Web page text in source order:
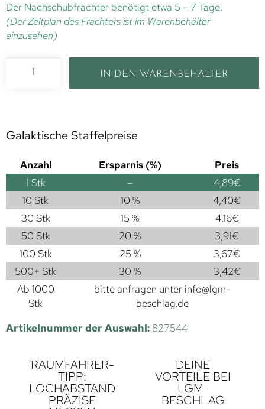
Der Nachschubfrachter benötigt etwa 5 – 7 Tage.
(Der Zeitplan des Frachters ist im Warenbehälter
einzusehen)
IN DEN WARENBEHÄLTER
Galaktische Staffelpreise
Anzahl Ersparnis (%)
Preis
1 Stk — 4,89€
10 Stk
10 % 4,40€
30 Stk
15 % 4,16€
50 Stk
20 % 3,91€
100 Stk
25 % 3,67€
500+ Stk
30 % 3,42€
Ab 1000
Stk
bitte anfragen unter info@lgm-
beschlag.de
Artikelnummer der Auswahl: 827544
RAUMFAHRER-
TIPP:
LOCHABSTAND
PRÄZISE
DEINE
VORTEILE BEI
LGM-
BESCHLAG